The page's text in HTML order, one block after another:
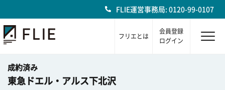
FLIE運営事務局: 0120-99-0107
フリエとは
会員登録
ログイン
成約済み
東急ドエル・アルス下北沢